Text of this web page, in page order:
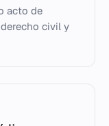
acto de
civil y